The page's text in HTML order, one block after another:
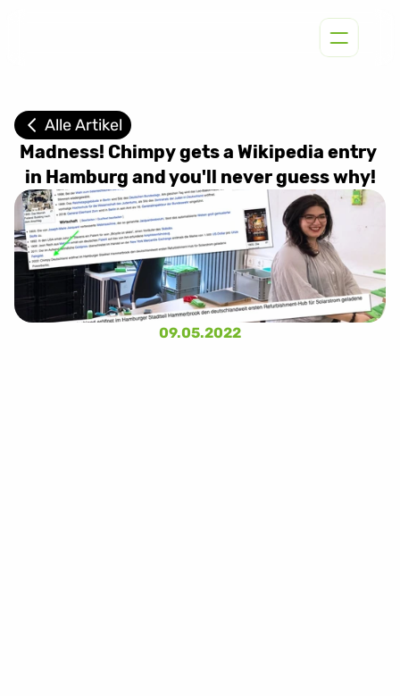
Alle Artikel
Madness! Chimpy gets a Wikipedia entry
in Hamburg and you'll never guess why!
09.05.2022